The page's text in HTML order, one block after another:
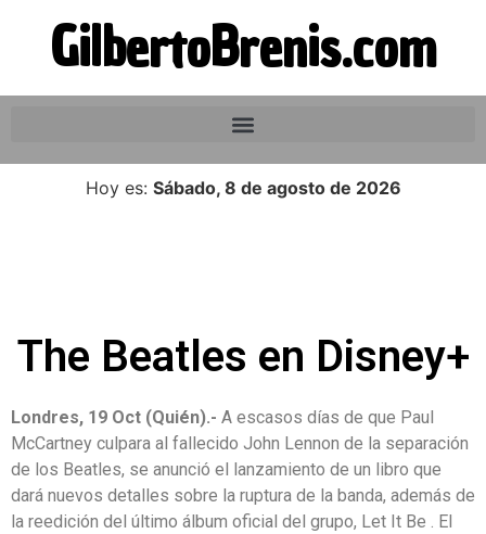
GilbertoBrenis.com
Hoy es: Sábado, 8 de agosto de 2026
The Beatles en Disney+
Londres, 19 Oct (Quién).- A escasos días de que Paul
McCartney culpara al fallecido John Lennon de la separación
de los Beatles, se anunció el lanzamiento de un libro que
dará nuevos detalles sobre la ruptura de la banda, además de
la reedición del último álbum oficial del grupo, Let It Be . El